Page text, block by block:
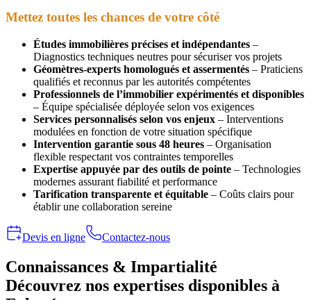
Mettez toutes les chances de votre côté
Études immobilières précises et indépendantes –
Diagnostics techniques neutres pour sécuriser vos projets
Géomètres-experts homologués et assermentés – Praticiens
qualifiés et reconnus par les autorités compétentes
Professionnels de l’immobilier expérimentés et disponibles
– Équipe spécialisée déployée selon vos exigences
Services personnalisés selon vos enjeux – Interventions
modulées en fonction de votre situation spécifique
Intervention garantie sous 48 heures – Organisation
flexible respectant vos contraintes temporelles
Expertise appuyée par des outils de pointe – Technologies
modernes assurant fiabilité et performance
Tarification transparente et équitable – Coûts clairs pour
établir une collaboration sereine
Devis en ligne Contactez-nous
Connaissances & Impartialité
Découvrez nos expertises disponibles à